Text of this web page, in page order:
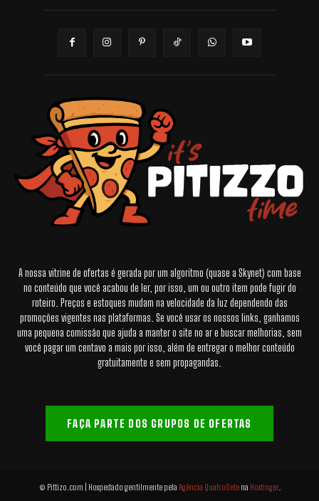
A nossa vitrine de ofertas é gerada por um algoritmo (quase a Skynet) com base
no conteúdo que você acabou de ler, por isso, um ou outro item pode fugir do
roteiro. Preços e estoques mudam na velocidade da luz dependendo das
promoções vigentes nas plataformas. Se você usar os nossos links, ganhamos
uma pequena comissão que ajuda a manter o site no ar e buscar melhorias, sem
você pagar um centavo a mais por isso, além de entregar o melhor conteúdo
gratuitamente e sem propagandas.
FAÇA PARTE DOS GRUPOS DE OFERTAS
© Pittizo.com | Hospedado gentilmente pela Agência QuatroSetena Hostinger.